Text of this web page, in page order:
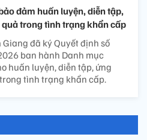
đảm huấn luyện, diễn tập,
trong tình trạng khẩn cấp
đã ký Quyết định số
ban hành Danh mục
huấn luyện, diễn tập, ứng
tình trạng khẩn cấp.